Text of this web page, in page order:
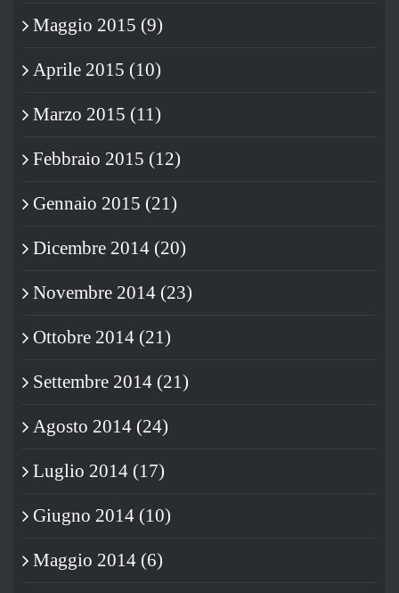
Maggio 2015 (9)
Aprile 2015 (10)
Marzo 2015 (11)
Febbraio 2015 (12)
Gennaio 2015 (21)
Dicembre 2014 (20)
Novembre 2014 (23)
Ottobre 2014 (21)
Settembre 2014 (21)
Agosto 2014 (24)
Luglio 2014 (17)
Giugno 2014 (10)
Maggio 2014 (6)